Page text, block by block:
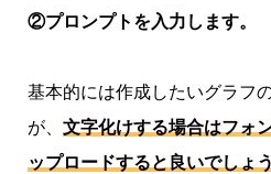
②プロンプトを入力します。
基本的には作成したいグラフ
が、 文字化けする場合はフォ
ップロードすると良いでしょう